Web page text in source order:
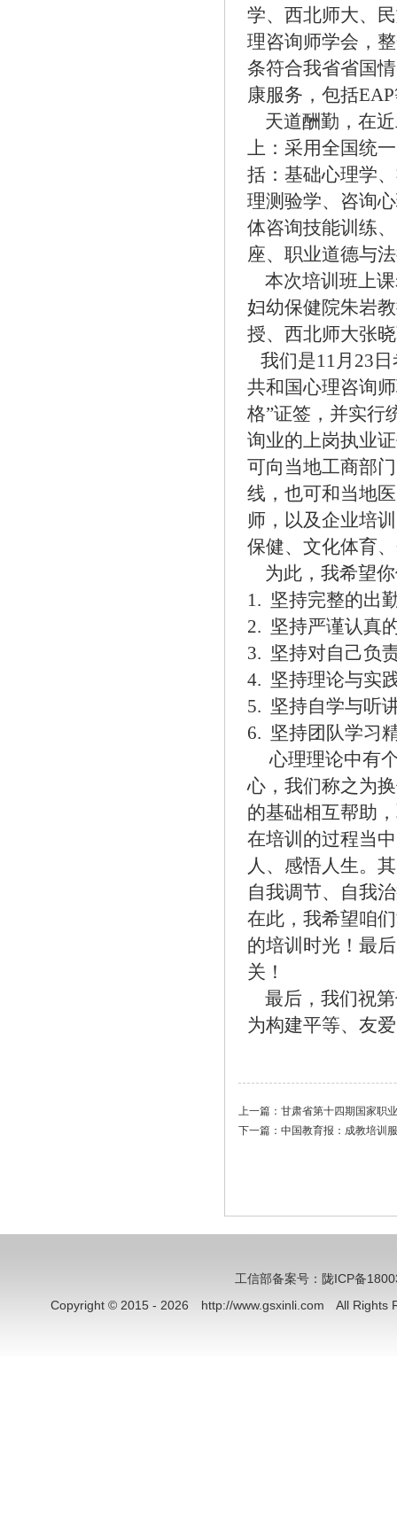
学、西北师大、
理咨询师学会，
条符合我省省国
康服务，包括EAP
天道酬勤，在近
上：采用全国统
括：基础心理学
理测验学、咨询
体咨询技能训练
座、职业道德与
本次培训班上课
妇幼保健院朱岩
授、西北师大张
我们是11月23
共和国心理咨询
格”证签，并实行
询业的上岗执业
可向当地工商部
线，也可和当地
师，以及企业培
保健、文化体育
为此，我希望
1. 坚持完整的出
2. 坚持严谨认真
3. 坚持对自己负
4. 坚持理论与实
5. 坚持自学与听
6. 坚持团队学习
心理理论中有
心，我们称之为
的基础相互帮助
在培训的过程当
人、感悟人生。
自我调节、自我
在此，我希望咱
的培训时光！最
关！
最后，我们祝第
为构建平等、友
上一篇： 甘肃省第十四期国家职
下一篇： 中国教育报：成教培训
工信部备案号：陇ICP备
Copyright © 2015 - 2026 http://www.gsxinli.com All Rights